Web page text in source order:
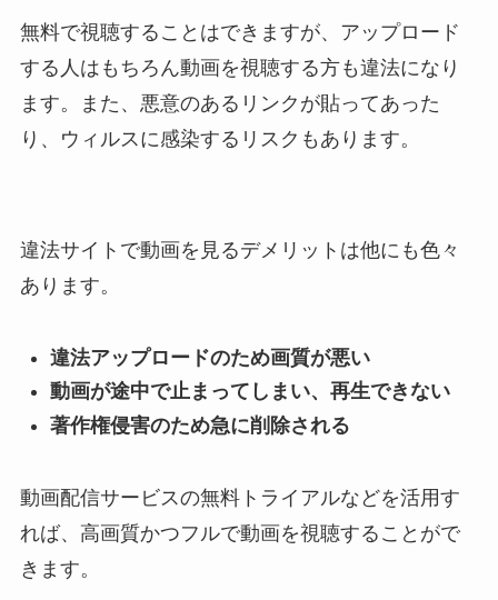
無料で視聴することはできますが、アップロード
する人はもちろん動画を視聴する方も違法になり
ます。また、悪意のあるリンクが貼ってあった
り、ウィルスに感染するリスクもあります。
違法サイトで動画を見るデメリットは他にも色々
あります。
違法アップロードのため画質が悪い
動画が途中で止まってしまい、再生できない
著作権侵害のため急に削除される
動画配信サービスの無料トライアルなどを活用す
れば、高画質かつフルで動画を視聴することがで
きます。